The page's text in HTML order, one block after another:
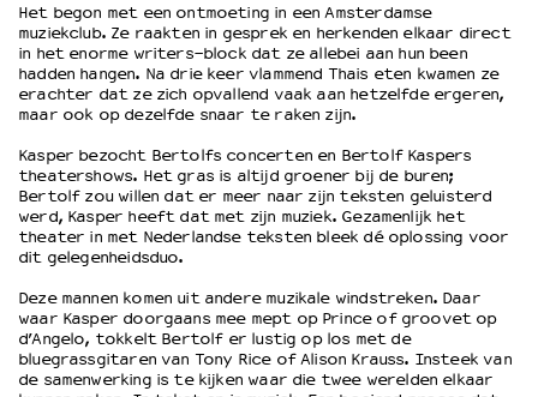
Werken bij
Wie is wie
Word vriend
Historie
Huisregels
Privacyverklaring
Integriteits- en gedragscode
Duurzaamheid
Culturele boycot Israël
Ruimte voor artistieke vrijheid – VNPF
Het begon met een ontmoeting in een Amsterdamse
muziekclub. Ze raakten in gesprek en herkenden elkaar direct
in het enorme writers-block dat ze allebei aan hun been
hadden hangen. Na drie keer vlammend Thais eten kwamen ze
erachter dat ze zich opvallend vaak aan hetzelfde ergeren,
maar ook op dezelfde snaar te raken zijn.
Kasper bezocht Bertolfs concerten en Bertolf Kaspers
theatershows. Het gras is altijd groener bij de buren;
Bertolf zou willen dat er meer naar zijn teksten geluisterd
werd, Kasper heeft dat met zijn muziek. Gezamenlijk het
theater in met Nederlandse teksten bleek dé oplossing voor
dit gelegenheidsduo.
Deze mannen komen uit andere muzikale windstreken. Daar
waar Kasper doorgaans mee mept op Prince of groovet op
d’Angelo, tokkelt Bertolf er lustig op los met de
bluegrassgitaren van Tony Rice of Alison Krauss. Insteek van
de samenwerking is te kijken waar die twee werelden elkaar